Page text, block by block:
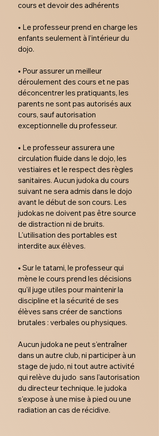
cours et devoir des adhérents
• Le professeur prend en charge les
enfants seulement à l’intérieur du
dojo.
• Pour assurer un meilleur
déroulement des cours et ne pas
déconcentrer les pratiquants, les
parents ne sont pas autorisés aux
cours, sauf autorisation
exceptionnelle du professeur.
• Le professeur assurera une
circulation fluide dans le dojo, les
vestiaires et le respect des règles
sanitaires. Aucun judoka du cours
suivant ne sera admis dans le dojo
avant le début de son cours. Les
judokas ne doivent pas être source
de distraction ni de bruits.
L'utilisation des portables est
interdite aux élèves.
• Sur le tatami, le professeur qui
mène le cours prend les décisions
qu'il juge utiles pour maintenir la
discipline et la sécurité de ses
élèves sans créer de sanctions
brutales : verbales ou physiques.​
Aucun judoka ne peut s'entraîner
dans un autre club, ni participer à un
stage de judo, ni tout autre activité
qui relève du judo  sans l'autorisation
du directeur technique. le judoka
s'expose à une mise à pied ou une
radiation an cas de récidive.